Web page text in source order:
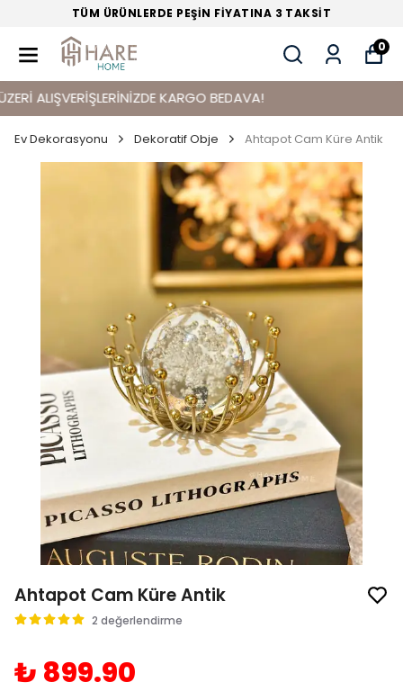
TÜM ÜRÜNLERDE PEŞİN FİYATINA 3 TAKSİT
0
KARGO BEDAVA!
Ev Dekorasyonu Dekoratif Obje Ahtapot Cam Küre Antik
Ahtapot Cam Küre Antik
2 değerlendirme
₺ 899.90